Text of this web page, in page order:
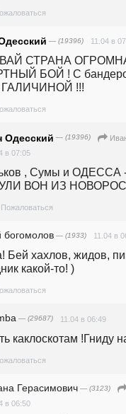
— (19396) 11.04 в
СТРАНА
БОЙ ! С
ГАЛИЧИНОЙ !!!
Одесский — (19396)
в 07:05
, Сумы и
ВОН ИЗ
Пожаловаться
богомолов — (1933) 11.04 в
Бей хахлов, жидов,
какой-то! )
— (29687) 11.04 в 06:49
каклоскотам !Гниду
Герасимович — (3123)
в 06:50